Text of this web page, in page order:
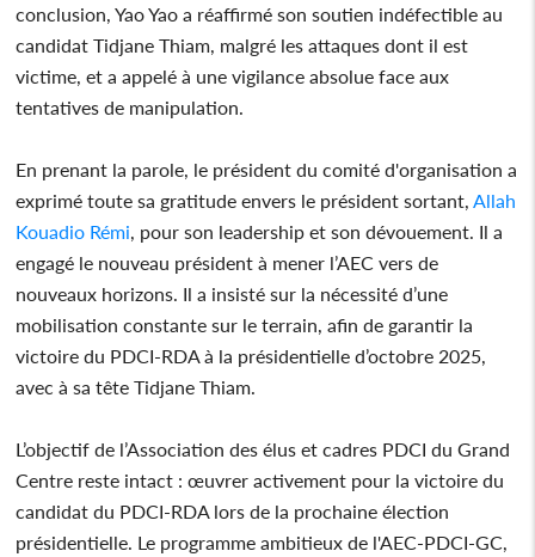
conclusion, Yao Yao a réaffirmé son soutien indéfectible au
candidat Tidjane Thiam, malgré les attaques dont il est
victime, et a appelé à une vigilance absolue face aux
tentatives de manipulation.
En prenant la parole, le président du comité d'organisation a
exprimé toute sa gratitude envers le président sortant, Allah
Kouadio Rémi , pour son leadership et son dévouement. Il a
engagé le nouveau président à mener l’AEC vers de
nouveaux horizons. Il a insisté sur la nécessité d’une
mobilisation constante sur le terrain, afin de garantir la
victoire du PDCI-RDA à la présidentielle d’octobre 2025,
avec à sa tête Tidjane Thiam.
L’objectif de l’Association des élus et cadres PDCI du Grand
Centre reste intact : œuvrer activement pour la victoire du
candidat du PDCI-RDA lors de la prochaine élection
présidentielle. Le programme ambitieux de l'AEC-PDCI-GC,